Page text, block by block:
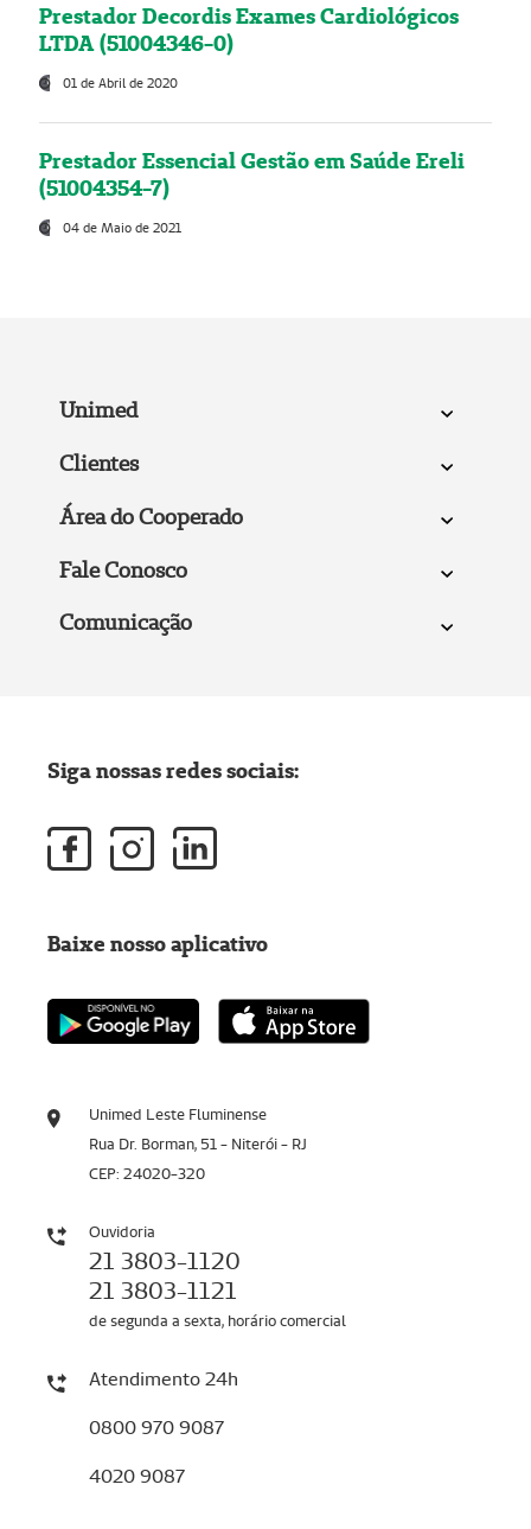
Prestador Decordis Exames Cardiológicos
LTDA (51004346-0)
01 de Abril de 2020
Prestador Essencial Gestão em Saúde Ereli
(51004354-7)
04 de Maio de 2021
Unimed
Clientes
Área do Cooperado
Fale Conosco
Comunicação
Unimed Leste Fluminense
Rua Dr. Borman, 51 - Niterói - RJ
CEP: 24020-320
Ouvidoria
21 3803-1120
21 3803-1121
de segunda a sexta, horário comercial
Atendimento 24h
0800 970 9087
4020 9087
Siga nossas redes sociais:
Baixe nosso aplicativo